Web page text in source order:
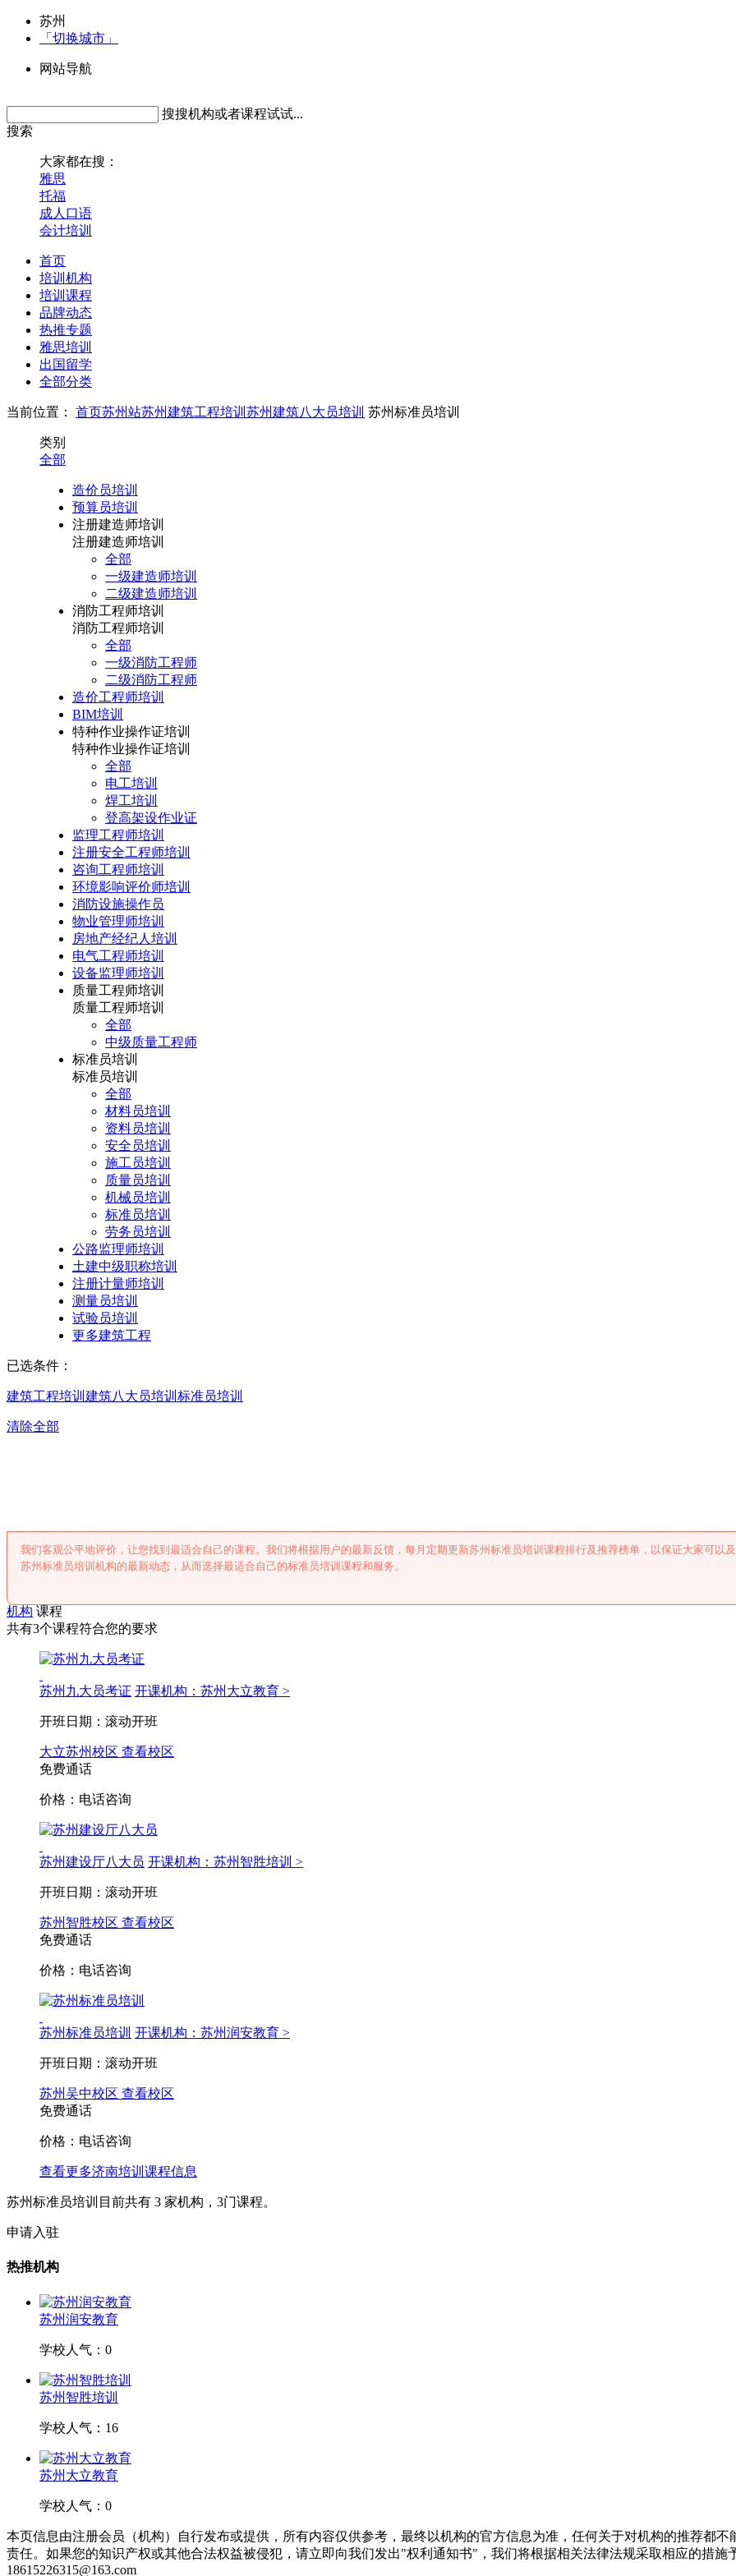
苏州
「切换城市」
网站导航
搜搜机构或者课程试试...
搜索
大家都在搜：
雅思
托福
成人口语
会计培训
首页
培训机构
培训课程
品牌动态
热推专题
雅思培训
出国留学
全部分类
当前位置： 首页苏州站苏州建筑工程培训 苏州建筑八大员培训 苏州标准员培训
类别
全部
造价员培训
预算员培训
注册建造师培训
注册建造师培训
全部
一级建造师培训
二级建造师培训
消防工程师培训
消防工程师培训
全部
一级消防工程师
二级消防工程师
造价工程师培训
BIM培训
特种作业操作证培训
特种作业操作证培训
全部
电工培训
焊工培训
登高架设作业证
监理工程师培训
注册安全工程师培训
咨询工程师培训
环境影响评价师培训
消防设施操作员
物业管理师培训
房地产经纪人培训
电气工程师培训
设备监理师培训
质量工程师培训
质量工程师培训
全部
中级质量工程师
标准员培训
标准员培训
全部
材料员培训
资料员培训
安全员培训
施工员培训
质量员培训
机械员培训
标准员培训
劳务员培训
公路监理师培训
土建中级职称培训
注册计量师培训
测量员培训
试验员培训
更多建筑工程
已选条件：
建筑工程培训 建筑八大员培训 标准员培训
清除全部
我们客观公平地评价，让您找到最适合自己的课程。我们将根据用户的最新反馈，每月定期更新苏州标准员培训课程排行及推荐榜单，以保证大家可以
苏州标准员培训机构的最新动态，从而选择最适合自己的标准员培训课程和服务。
机构 课程
共有3个课程符合您的要求
苏州九大员考证 开课机构：苏州大立教育 >
开班日期：滚动开班
大立苏州校区 查看校区
免费通话
价格：电话咨询
苏州建设厅八大员 开课机构：苏州智胜培训 >
开班日期：滚动开班
苏州智胜校区 查看校区
免费通话
价格：电话咨询
苏州标准员培训 开课机构：苏州润安教育 >
开班日期：滚动开班
苏州吴中校区 查看校区
免费通话
价格：电话咨询
查看更多济南培训课程信息
苏州标准员培训目前共有 3 家机构， 3门课程。
申请入驻
热推机构
苏州润安教育
学校人气：0
苏州智胜培训
学校人气：16
苏州大立教育
学校人气：0
本页信息由注册会员（机构）自行发布或提供，所有内容仅供参考，最终以机构的官方信息为准，任何关于对机构的推荐都
责任。如果您的知识产权或其他合法权益被侵犯，请立即向我们发出"权利通知书"，我们将根据相关法律法规采取相应的措
18615226315@163.com